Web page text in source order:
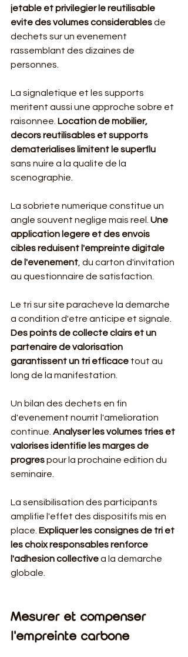
jetable et privilegier le reutilisable
evite des volumes considerables de
dechets sur un evenement
rassemblant des dizaines de
personnes.
La signaletique et les supports
meritent aussi une approche sobre et
raisonnee. Location de mobilier,
decors reutilisables et supports
dematerialises limitent le superflu
sans nuire a la qualite de la
scenographie.
La sobriete numerique constitue un
angle souvent neglige mais reel. Une
application legere et des envois
cibles reduisent l'empreinte digitale
de l'evenement, du carton d'invitation
au questionnaire de satisfaction.
Le tri sur site paracheve la demarche
a condition d'etre anticipe et signale.
Des points de collecte clairs et un
partenaire de valorisation
garantissent un tri efficace tout au
long de la manifestation.
Un bilan des dechets en fin
d'evenement nourrit l'amelioration
continue. Analyser les volumes tries et
valorises identifie les marges de
progres pour la prochaine edition du
seminaire.
La sensibilisation des participants
amplifie l'effet des dispositifs mis en
place. Expliquer les consignes de tri et
les choix responsables renforce
l'adhesion collective a la demarche
globale.
Mesurer et compenser
l'empreinte carbone